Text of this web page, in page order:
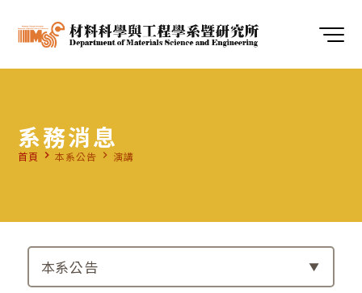
系務消息
首頁 navigate_next 本系公告 navigate_next 演講
本系公告